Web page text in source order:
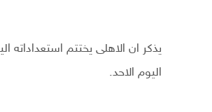
يذكر ان الاهلى يختتم استعداداته
اليوم الاحد.